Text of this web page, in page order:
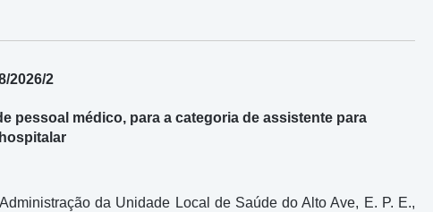
2026/2
pessoal médico, para a categoria de assistente para
da Unidade Local de Saúde do Alto Ave, E. P. E.,